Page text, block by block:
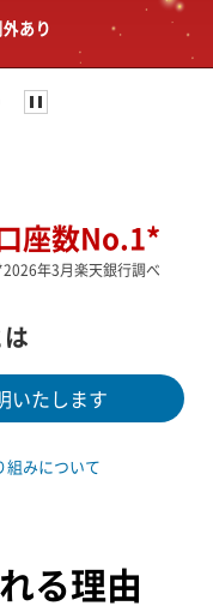
座数No.1*
年3月楽天銀行調べ
いたします
組みについて
る理由